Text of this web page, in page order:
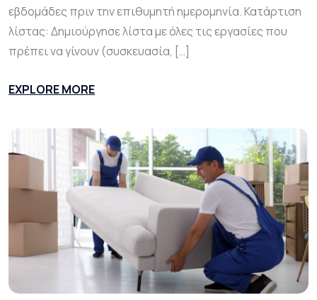
εβδομάδες πριν την επιθυμητή ημερομηνία. Κατάρτιση
λίστας: Δημιούργησε λίστα με όλες τις εργασίες που
πρέπει να γίνουν (συσκευασία, […]
EXPLORE MORE